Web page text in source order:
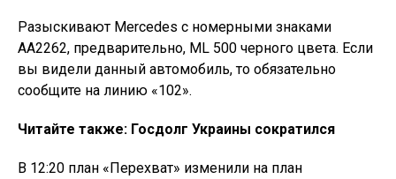
Разыскивают Mercedes с номерными знаками
АА2262, предварительно, ML 500 черного цвета. Если
вы видели данный автомобиль, то обязательно
сообщите на линию «102».
Читайте также: Госдолг Украины сократился
В 12:20 план «Перехват» изменили на план